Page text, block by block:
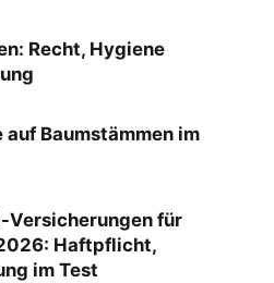
Recht, Hygiene
Baumstämmen im
Versicherungen für
Haftpflicht,
im Test